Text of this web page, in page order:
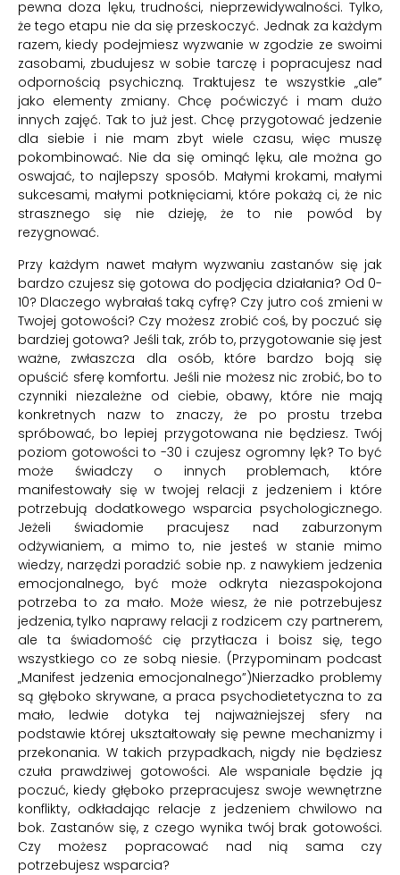
pewna doza lęku, trudności, nieprzewidywalności. Tylko,
że tego etapu nie da się przeskoczyć. Jednak za każdym
razem, kiedy podejmiesz wyzwanie w zgodzie ze swoimi
zasobami, zbudujesz w sobie tarczę i popracujesz nad
odpornością psychiczną. Traktujesz te wszystkie „ale”
jako elementy zmiany. Chcę poćwiczyć i mam dużo
innych zajęć. Tak to już jest. Chcę przygotować jedzenie
dla siebie i nie mam zbyt wiele czasu, więc muszę
pokombinować. Nie da się ominąć lęku, ale można go
oswajać, to najlepszy sposób. Małymi krokami, małymi
sukcesami, małymi potknięciami, które pokażą ci, że nic
strasznego się nie dzieję, że to nie powód by
rezygnować.
Przy każdym nawet małym wyzwaniu zastanów się jak
bardzo czujesz się gotowa do podjęcia działania? Od 0-
10? Dlaczego wybrałaś taką cyfrę? Czy jutro coś zmieni w
Twojej gotowości? Czy możesz zrobić coś, by poczuć się
bardziej gotowa? Jeśli tak, zrób to, przygotowanie się jest
ważne, zwłaszcza dla osób, które bardzo boją się
opuścić sferę komfortu. Jeśli nie możesz nic zrobić, bo to
czynniki niezależne od ciebie, obawy, które nie mają
konkretnych nazw to znaczy, że po prostu trzeba
spróbować, bo lepiej przygotowana nie będziesz. Twój
poziom gotowości to -30 i czujesz ogromny lęk? To być
może świadczy o innych problemach, które
manifestowały się w twojej relacji z jedzeniem i które
potrzebują dodatkowego wsparcia psychologicznego.
Jeżeli świadomie pracujesz nad zaburzonym
odżywianiem, a mimo to, nie jesteś w stanie mimo
wiedzy, narzędzi poradzić sobie np. z nawykiem jedzenia
emocjonalnego, być może odkryta niezaspokojona
potrzeba to za mało. Może wiesz, że nie potrzebujesz
jedzenia, tylko naprawy relacji z rodzicem czy partnerem,
ale ta świadomość cię przytłacza i boisz się, tego
wszystkiego co ze sobą niesie. (Przypominam podcast
„Manifest jedzenia emocjonalnego”)Nierzadko problemy
są głęboko skrywane, a praca psychodietetyczna to za
mało, ledwie dotyka tej najważniejszej sfery na
podstawie której ukształtowały się pewne mechanizmy i
przekonania. W takich przypadkach, nigdy nie będziesz
czuła prawdziwej gotowości. Ale wspaniale będzie ją
poczuć, kiedy głęboko przepracujesz swoje wewnętrzne
konflikty, odkładając relacje z jedzeniem chwilowo na
bok. Zastanów się, z czego wynika twój brak gotowości.
Czy możesz popracować nad nią sama czy
potrzebujesz wsparcia?